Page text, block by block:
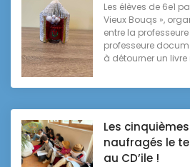
Les élèves de 6e1
Vieux Bouqs »,
entre la
professeure
à détourner un livre
Les
naufragés le
au CD’ile !